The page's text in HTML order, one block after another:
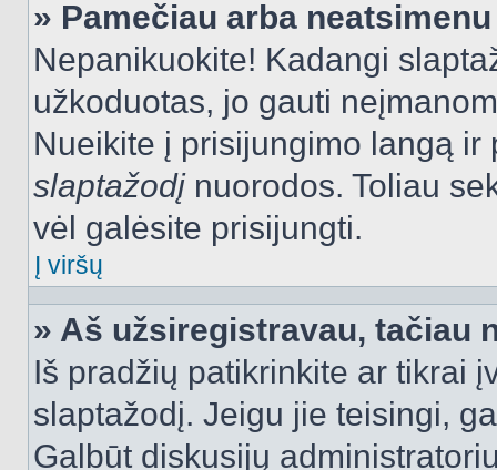
» Pamečiau arba
Nepanikuokite! Kadangi
užkoduotas, jo gauti
Nueikite į prisijungimo langą
slaptažodįnuorodos. Toliau
vėl galėsite prisijungti.
Į viršų
» Aš užsiregistravau, tačiau
Iš pradžių patikrinkite ar tikrai
slaptažodį. Jeigu jie teisingi,
Galbūt diskusijų